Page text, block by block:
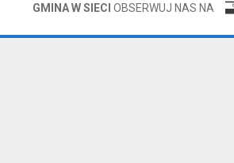
GMINA W SIECI OBSERWUJ NAS NA